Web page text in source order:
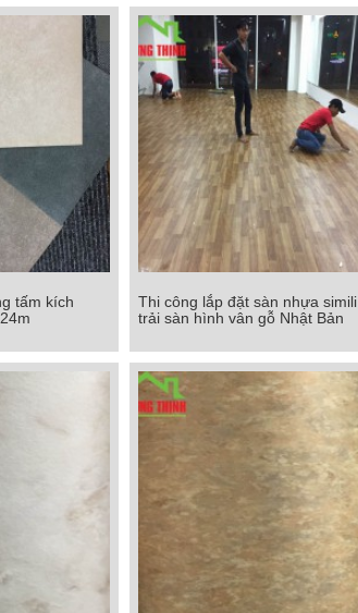
tấm kích
tấm kích
Thi công lắp đặt sàn nhựa simili
Chi tiết
Thi công lắp đặt sàn nhựa simili
trải sàn hình vân gỗ Nhật Bản